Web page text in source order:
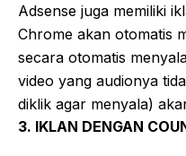
Adsense juga memiliki
Chrome akan otomatis
secara otomatis
video yang audionya
diklik agar menyala)
3. IKLAN DENGAN